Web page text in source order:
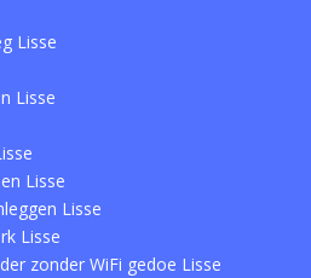
Lisse
Lisse
Lisse
Lisse
Lisse
zonder WiFi gedoe Lisse